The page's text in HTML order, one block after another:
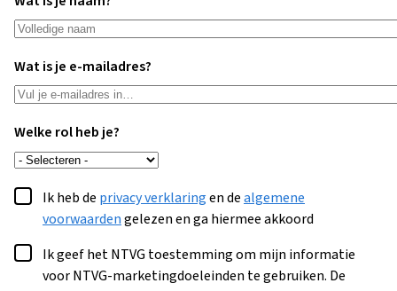
Wat is je e-mailadres?
Welke rol heb je?
Ik heb de privacy verklaringen dealgemene
voorwaardengelezen en ga hiermee akkoord
Ik geef het NTVG toestemming om mijn informatie
voor NTVG-marketingdoeleinden te gebruiken. De